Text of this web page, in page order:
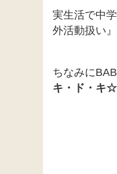
実生活で中
外活動扱い
ちなみに
キ・ド・キ☆